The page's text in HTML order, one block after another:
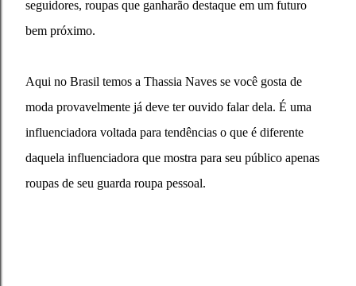
seguidores, roupas que ganharão destaque em um futuro
bem próximo.
Aqui no Brasil temos a Thassia Naves se você gosta de
moda provavelmente já deve ter ouvido falar dela. É uma
influenciadora voltada para tendências o que é diferente
daquela influenciadora que mostra para seu público apenas
roupas de seu guarda roupa pessoal.